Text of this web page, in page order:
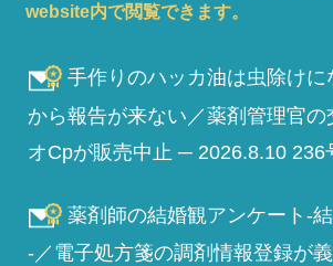
website内で閲覧できます。
手作りのハッカ油は虫除けに
から報告が来ない／薬剤管理官の
オCpが販売中止 ─ 2026.8.10 236
薬剤師の結婚観アンケート-
-／電子処方箋の調剤情報登録が